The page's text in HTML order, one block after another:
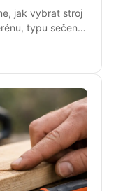
jak vybrat stroj
typu sečení